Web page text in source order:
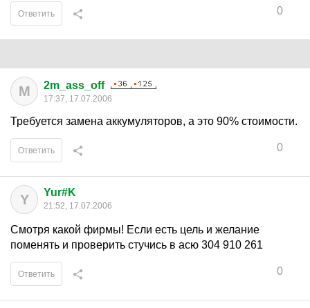
0
Ответить
M 2m_ass_off
17:37, 17.07.2006
Требуется замена аккумуляторов, а это 90% стоимости.
0
Ответить
Y Yur#K
21:52, 17.07.2006
Смотря какой фирмы! Если есть цель и желание
поменять и проверить стучись в асю 304 910 261
0
Ответить